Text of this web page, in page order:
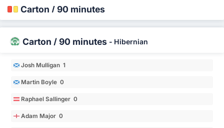
Carton / 90 minutes
Carton / 90 minutes - Hibernian
Josh Mulligan 1
Martin Boyle 0
Raphael Sallinger 0
Adam Major 0